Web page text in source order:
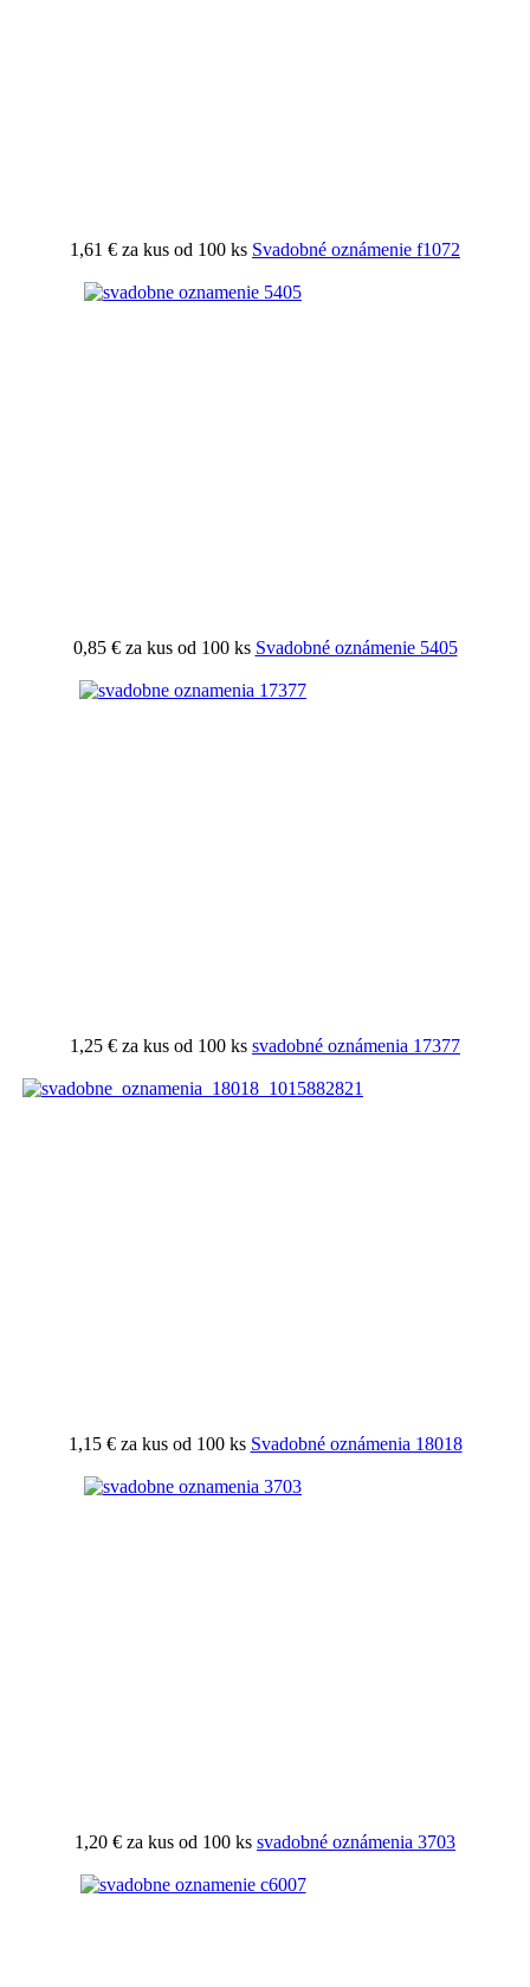
1,61 € za kus od 100 ks Svadobné oznámenie f1072
0,85 € za kus od 100 ks Svadobné oznámenie 5405
1,25 € za kus od 100 ks svadobné oznámenia 17377
1,15 € za kus od 100 ks Svadobné oznámenia 18018
1,20 € za kus od 100 ks svadobné oznámenia 3703